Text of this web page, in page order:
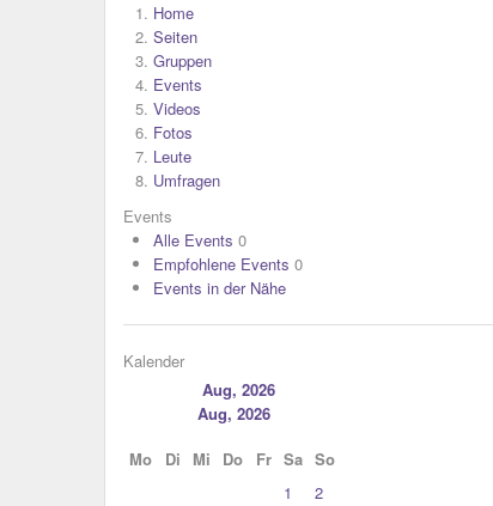
Home
Seiten
Gruppen
Events
Videos
Fotos
Leute
Umfragen
Events
Alle Events 0
Empfohlene Events 0
Events in der Nähe
Kalender
Aug, 2026
Aug, 2026
Mo
Di Mi Do Fr Sa So
1
2